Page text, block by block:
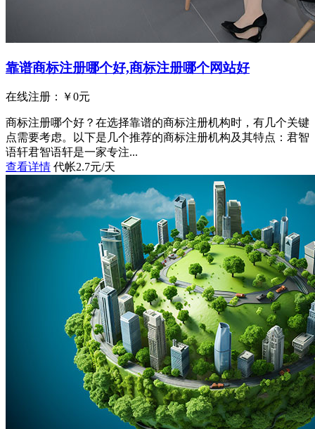
靠谱商标注册哪个好,商标注册哪个网站好
在线注册：￥0元
商标注册哪个好？在选择靠谱的商标注册机构时，有几个关键
点需要考虑。以下是几个推荐的商标注册机构及其特点：君智
语轩君智语轩是一家专注...
查看详情 代帐2.7元/天